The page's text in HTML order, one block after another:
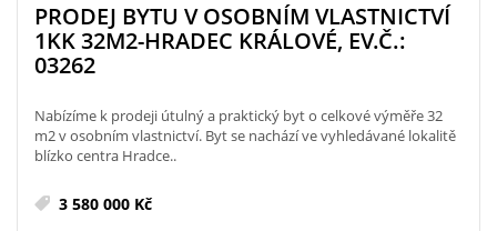
PRODEJ BYTU V OSOBNÍM VLASTNICTVÍ
1KK 32M2-HRADEC KRÁLOVÉ, EV.Č.:
03262
Nabízíme k prodeji útulný a praktický byt o celkové výměře 32
m2 v osobním vlastnictví. Byt se nachází ve vyhledávané lokalitě
blízko centra Hradce..
3 580 000 Kč